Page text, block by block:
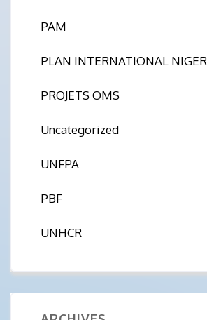
PAM
PLAN INTERNATIONAL NIGER
PROJETS OMS
Uncategorized
UNFPA
PBF
UNHCR